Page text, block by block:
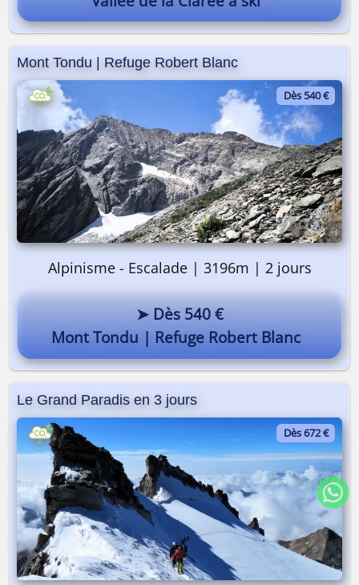
Mont Tondu | Refuge Robert Blanc
Dès 540 €
Alpinisme - Escalade | 3196m | 2 jours
➤ Dès 540 €
Mont Tondu | Refuge Robert Blanc
Le Grand Paradis en 3 jours
Dès 672 €